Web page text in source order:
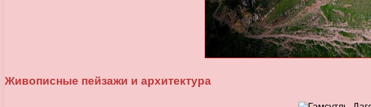
Живописные пейзажи и архитектура